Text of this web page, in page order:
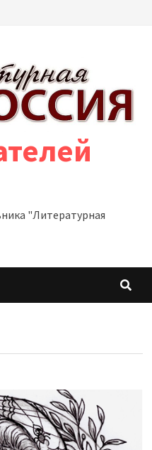
"Литературная